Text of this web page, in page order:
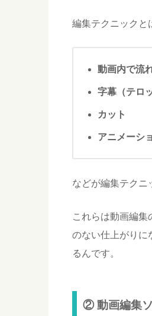
編集テクニックと
動画内で流
字幕（テロ
カット
アニメーシ
などが編集テクニ
これらは動画編
のない仕上がりに
るんです。
② 動画編集